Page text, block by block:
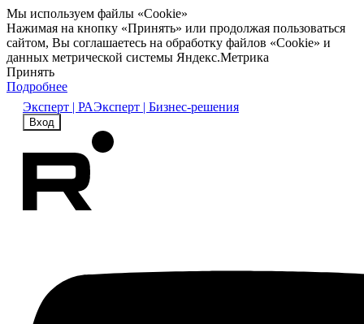
Мы используем файлы «Cookie»
Нажимая на кнопку «Принять» или продолжая пользоваться
сайтом, Вы соглашаетесь на обработку файлов «Cookie» и
данных метрической системы Яндекс.Метрика
Принять
Подробнее
Эксперт | РАЭксперт | Бизнес-решения
Вход